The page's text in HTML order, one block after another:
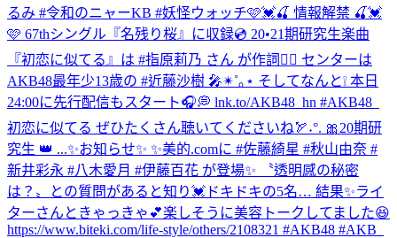
るみ #令和のニャーKB #妖怪ウォッチ🩷💓🍒 情報解禁 🍒💓
🩷 67thシングル『名残り桜』に収録💿 20•21期研究生楽曲
『初恋に似てる』は #指原莉乃 さん が作詞✍🏻 センターは
AKB48最年少13歳の #近藤沙樹 🎤✴︎˚｡⋆ そしてなんと❕ 本日
24:00に先行配信もスタート🎧💭 lnk.to/AKB48_hn #AKB48_
初恋に似てる ぜひたくさん聴いてくださいね🏹˖°. 🎀20期研
究生 👑 ...✨お知らせ✨ ✨美的.comに #佐藤綺星 #秋山由奈 #
新井彩永 #八木愛月 #伊藤百花 が登場✨ 〝透明感の秘密
は？〟との質問があると知り💓ドキドキの5名… 結果✨ライ
ターさんときゃっきゃ💕楽しそうに美容トークしてました😆
https://www.biteki.com/life-style/others/2108321 #AKB48 #AKB_